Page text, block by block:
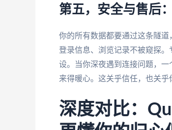
第五，安全与售后
你的所有数据都要通过这条隧
登录信息、浏览记录不被窥探
设。当你深夜遇到连接问题，
来得暖心。这关乎信任，也关乎
深度对比：